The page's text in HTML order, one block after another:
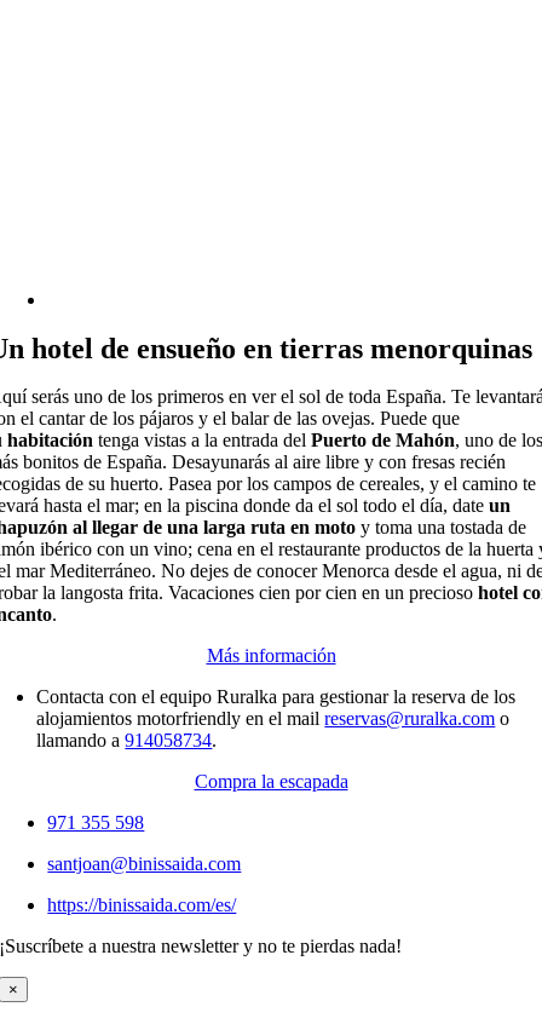
hotel de ensueño en tierras menorquinas
serás uno de los primeros en ver el sol de toda España. Te
el cantar de los pájaros y el balar de las ovejas. Puede que
habitacióntenga vistas a la entrada delPuerto de Mahón, uno de
bonitos de España. Desayunarás al aire libre y con fresas recién
de su huerto. Pasea por los campos de cereales, y el camino te
hasta el mar; en la piscina donde da el sol todo el día, dateun
al llegar de una larga ruta en moto y toma una tostada de
ibérico con un vino; cena en el restaurante productos de la huerta
mar Mediterráneo. No dejes de conocer Menorca desde el agua, ni
la langosta frita. Vacaciones cien por cien en un preciosohotel
.
Más información
Contacta con el equipo Ruralka para gestionar la reserva de los
alojamientos motorfriendly en el mailreservas@ruralka.com o
llamando a914058734.
Compra la escapada
971 355 598
santjoan@binissaida.com
https://binissaida.com/es/
¡Suscríbete a nuestra newsletter y no te pierdas nada!
×